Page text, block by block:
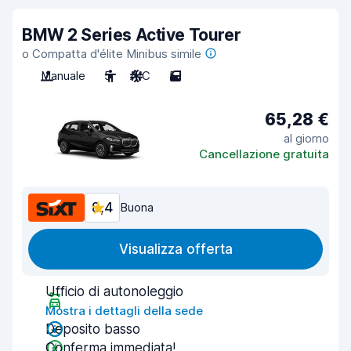
BMW 2 Series Active Tourer
o Compatta d'élite Minibus simile
Manuale
5 A/C 5
65,28 €
al giorno
Cancellazione gratuita
8,4 Buona
Visualizza offerta
Ufficio di autonoleggio
Mostra i dettagli della sede
Deposito basso
Conferma immediata!